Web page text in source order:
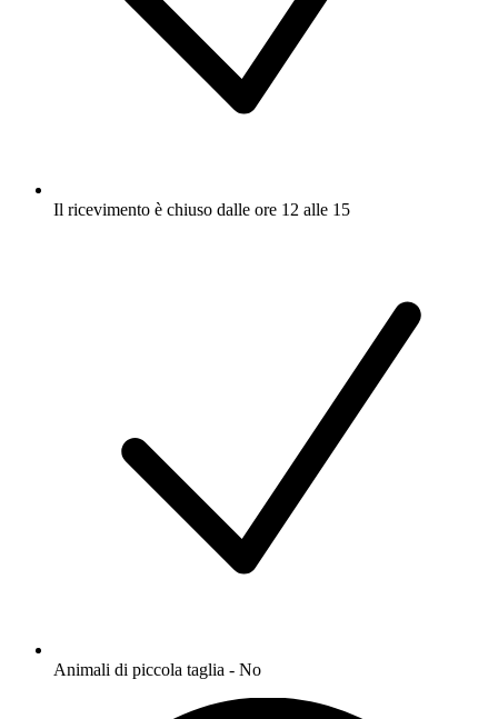
Il ricevimento è chiuso dalle ore 12 alle 15
Animali di piccola taglia - No